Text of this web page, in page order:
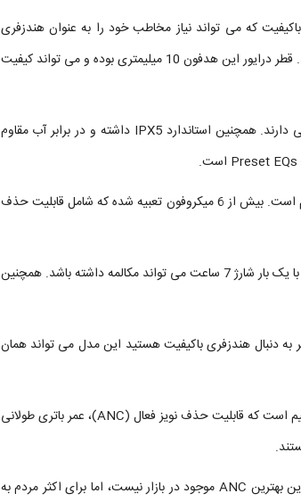
که می تواند نیاز مخاطب خود را به عنوان هندزفری
برآورده سازد. این گجت پوشیدنی در هر گوشی 4.9 گرم وزن داشته و وزن کیس به 45 گرم می رسد. قطر درایور این هدفون 10 میلیمتری بوده و می تواند کیفیت
داشته و هر گوشی باتری 40 میلی آمپرساعتی دارند. همچنین استاندارد IPX5 داشته و در برابر آب مقاوم
شایان ذکر بوده دارای تکنولوژی انحصاری Spatial Audio برای پخش صدا به صورت 360 درجه هم است. بیش از 6 میکروفون تعبیه شده که شامل قابلیت حذف
وان مور در این گزینه قابلیت اتصال همزمان به 2 دستگاه و انتقال صدا از چپ به راست را فعال کرد. با یک بار شارژ 7 ساعت می تواند مکالمه داشته باشد. همچنین
به دنبال هندزفری باکیفیت هستید این مدل می تواند همان
یک جفت هدفون بی ‌سیم است که قابلیت حذف نویز فعال (ANC)، عمر باتری طولانی
ANC در Aero در جلوگیری از سر و صدای محیط مانند ترافیک و صحبت کردن افراد موثر است. این بهترین ANC موجود در بازار نیست، اما برای اکثر مردم به